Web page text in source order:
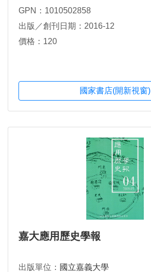
GPN：1010502858
出版／創刊日期：2016-12
價格：120
國家書店(開新視窗)
嘉大應用歷史學報
出版單位： 國立嘉義大學